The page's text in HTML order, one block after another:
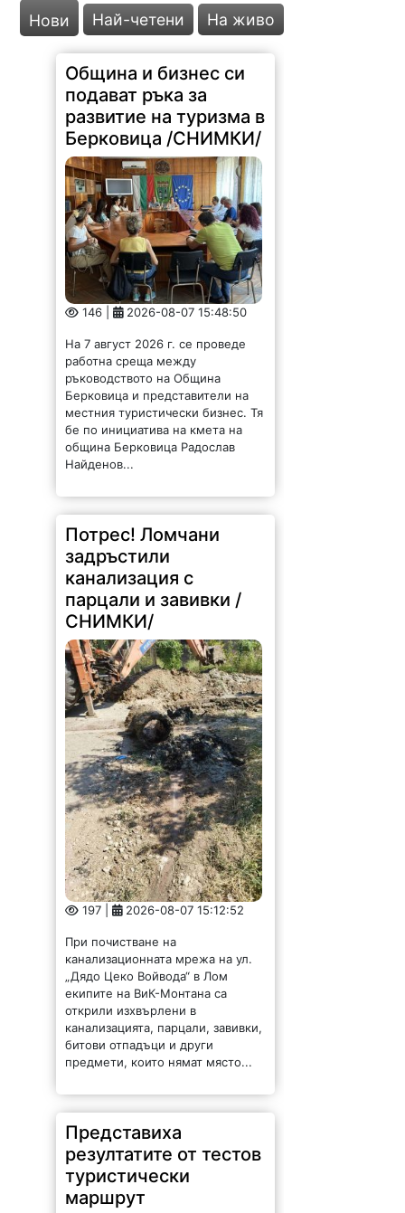
Нови Най-четени На живо
Община и бизнес си
подават ръка за
развитие на туризма в
Берковица /СНИМКИ/
146 | 2026-08-07 15:48:50
На 7 август 2026 г. се проведе
работна среща между
ръководството на Община
Берковица и представители на
местния туристически бизнес. Тя
бе по инициатива на кмета на
община Берковица Радослав
Найденов...
Потрес! Ломчани
задръстили
канализация с
парцали и завивки /
СНИМКИ/
197 | 2026-08-07 15:12:52
При почистване на
канализационната мрежа на ул.
„Дядо Цеко Войвода“ в Лом
екипите на ВиК-Монтана са
открили изхвърлени в
канализацията, парцали, завивки,
битови отпадъци и други
предмети, които нямат място...
Представиха
резултатите от тестов
туристически
маршрут